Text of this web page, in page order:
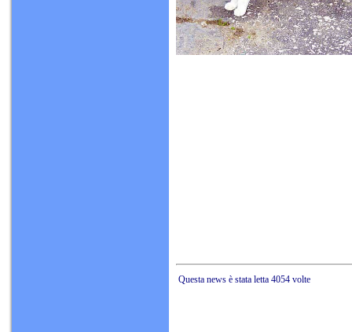
Questa news è stata letta 4054 volte